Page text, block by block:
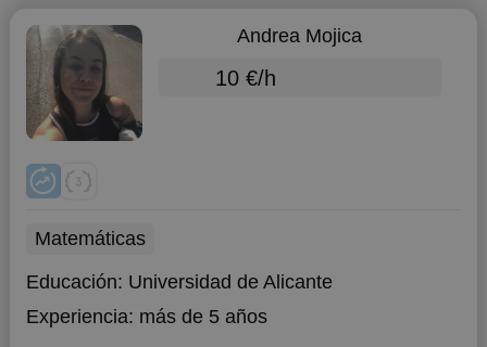
Andrea Mojica
10 €/h
Matemáticas
Educación: Universidad de Alicante
Experiencia: más de 5 años